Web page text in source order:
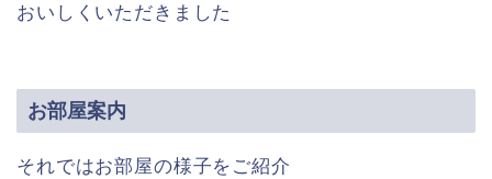
おいしくいただきました
お部屋案内
それではお部屋の様子をご紹介